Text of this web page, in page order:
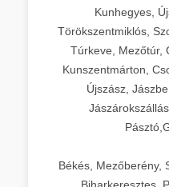
Kunhegyes,
Törökszentmiklós,
Túrkeve, Mezőtúr,
Kunszentmárton,
Újszász,
Békés, Mezőberény,